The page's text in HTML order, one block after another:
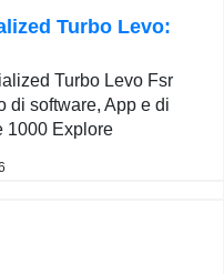
Turbo Levo:
Turbo Levo Fsr
di software, App e di
1000 Explore